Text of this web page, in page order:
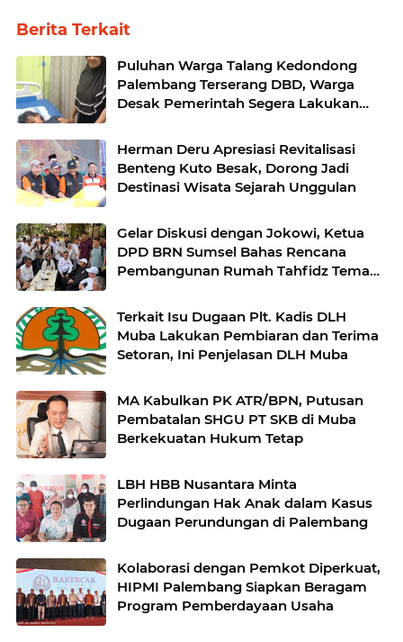
Berita Terkait
Puluhan Warga Talang Kedondong
Palembang Terserang DBD, Warga
Desak Pemerintah Segera Lakukan
Herman Deru Apresiasi Revitalisasi
Benteng Kuto Besak, Dorong Jadi
Destinasi Wisata Sejarah Unggulan
​Gelar Diskusi dengan Jokowi, Ketua
DPD BRN Sumsel Bahas Rencana
Pembangunan Rumah Tahfidz Teman
Terkait Isu Dugaan Plt. Kadis DLH
Muba Lakukan Pembiaran dan Terima
Setoran, Ini Penjelasan DLH Muba
MA Kabulkan PK ATR/BPN, Putusan
Pembatalan SHGU PT SKB di Muba
Berkekuatan Hukum Tetap
LBH HBB Nusantara Minta
Perlindungan Hak Anak dalam Kasus
Dugaan Perundungan di Palembang
Kolaborasi dengan Pemkot Diperkuat,
HIPMI Palembang Siapkan Beragam
Program Pemberdayaan Usaha